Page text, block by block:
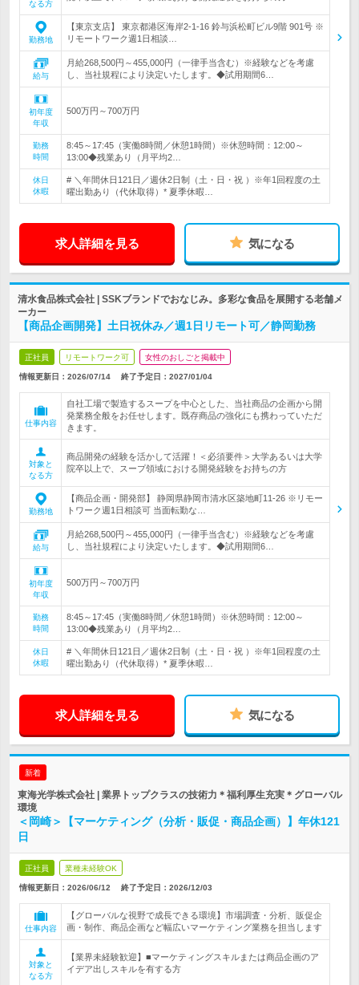
なる方
勤務地
【東京支店】 東京都港区海岸2-1-16 鈴与浜松町ビル9階 901号 ※
リモートワーク週1日相談…
給与
月給268,500円～455,000円（一律手当含む）※経験などを考慮
し、当社規程により決定いたします。◆試用期間6…
初年度
年収
500万円～700万円
勤務
時間
8:45～17:45（実働8時間／休憩1時間）※休憩時間：12:00～
13:00◆残業あり（月平均2…
休日
休暇
# ＼年間休日121日／週休2日制（土・日・祝 ）※年1回程度の土
曜出勤あり（代休取得）* 夏季休暇…
求人詳細を見る 気になる
清水食品株式会社 | SSKブランドでおなじみ。多彩な食品を展開する老舗メ
ーカー
【商品企画開発】土日祝休み／週1日リモート可／静岡勤務
正社員 リモートワーク可 女性のおしごと掲載中
情報更新日：2026/07/14 終了予定日： 2027/01/04
仕事内容
自社工場で製造するスープを中心とした、当社商品の企画から開
発業務全般をお任せします。既存商品の強化にも携わっていただ
きます。
対象と
なる方
商品開発の経験を活かして活躍！＜必須要件＞大学あるいは大学
院卒以上で、スープ領域における開発経験をお持ちの方
勤務地
【商品企画・開発部】 静岡県静岡市清水区築地町11-26 ※リモー
トワーク週1日相談可 当面転勤な…
給与
月給268,500円～455,000円（一律手当含む）※経験などを考慮
し、当社規程により決定いたします。◆試用期間6…
初年度
年収
500万円～700万円
勤務
時間
8:45～17:45（実働8時間／休憩1時間）※休憩時間：12:00～
13:00◆残業あり（月平均2…
休日
休暇
# ＼年間休日121日／週休2日制（土・日・祝 ）※年1回程度の土
曜出勤あり（代休取得）* 夏季休暇…
求人詳細を見る 気になる
新着
東海光学株式会社 | 業界トップクラスの技術力＊福利厚生充実＊グローバル
環境
＜岡崎＞【マーケティング（分析・販促・商品企画）】年休121
日
正社員 業種未経験OK
情報更新日：2026/06/12 終了予定日： 2026/12/03
仕事内容
【グローバルな視野で成長できる環境】市場調査・分析、販促企
画・制作、商品企画など幅広いマーケティング業務を担当します
対象と
なる方
【業界未経験歓迎】■マーケティングスキルまたは商品企画のア
イデア出しスキルを有する方